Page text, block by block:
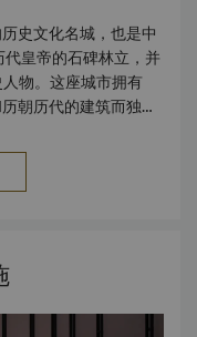
史文化名城，也是中
皇帝的石碑林立，并
物。这座城市拥有
朝历代的建筑而独具